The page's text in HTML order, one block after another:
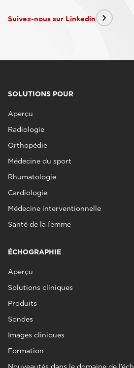
Suivez-nous sur Linkedin
SOLUTIONS POUR
Aperçu
Radiologie
Orthopédie
Médecine du sport
Rhumatologie
Cardiologie
Médecine interventionnelle
Santé de la femme
ÉCHOGRAPHIE
Aperçu
Solutions cliniques
Produits
Sondes
Images cliniques
Formation